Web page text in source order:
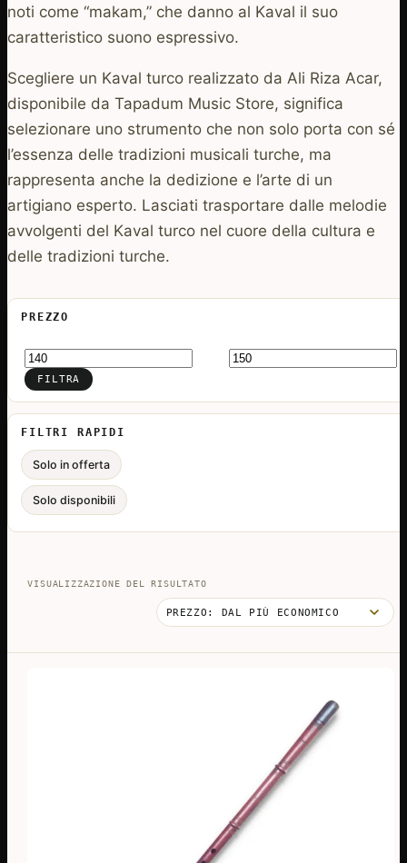
noti come “makam,” che danno al Kaval il suo
caratteristico suono espressivo.
Scegliere un Kaval turco realizzato da Ali Riza Acar,
disponibile da Tapadum Music Store, significa
selezionare uno strumento che non solo porta con sé
l’essenza delle tradizioni musicali turche, ma
rappresenta anche la dedizione e l’arte di un
artigiano esperto. Lasciati trasportare dalle melodie
avvolgenti del Kaval turco nel cuore della cultura e
delle tradizioni turche.
PREZZO
Prezzo
Min
Prezzo
MaxFILTRA
FILTRI RAPIDI
Solo in offerta
Solo disponibili
VISUALIZZAZIONE DEL RISULTATO